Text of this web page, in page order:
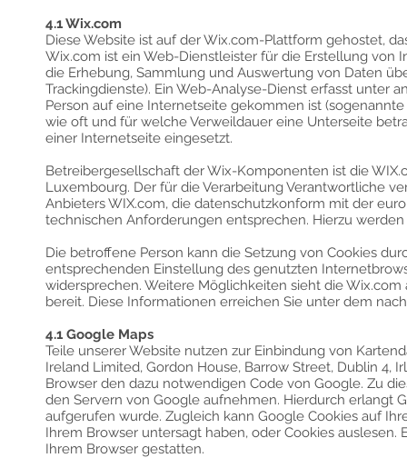
4.1 Wix.com
Diese Website ist auf der Wix.com-Plattform gehostet,
Wix.com ist ein Web-Dienstleister für die Erstellung von
die Erhebung, Sammlung und Auswertung von Daten
Trackingdienste). Ein Web-Analyse-Dienst erfasst unter
Person auf eine Internetseite gekommen ist
wie oft und für welche Verweildauer eine Unterseite
einer Internetseite eingesetzt.
Betreibergesellschaft der Wix-Komponenten ist die
Luxembourg. Der für die Verarbeitung Verantwortliche
Anbieters WIX.com, die datenschutzkonform mit der
technischen Anforderungen entsprechen. Hierzu werden
Die betroffene Person kann die Setzung von Cookies
entsprechenden Einstellung des genutzten
widersprechen. Weitere Möglichkeiten sieht die
bereit. Diese Informationen erreichen Sie unter dem
4.1 Google Maps
Teile unserer Website nutzen zur Einbindung von
Ireland Limited, Gordon House, Barrow Street, Dublin 4,
Browser den dazu notwendigen Code von Google. Zu
den Servern von Google aufnehmen. Hierdurch erlangt
aufgerufen wurde. Zugleich kann Google Cookies auf
Ihrem Browser untersagt haben, oder Cookies
Ihrem Browser gestatten.